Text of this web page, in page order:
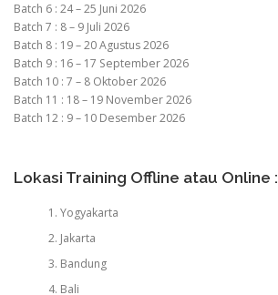
Batch 6 : 24 – 25 Juni 2026
Batch 7 : 8 – 9 Juli 2026
Batch 8 : 19 – 20 Agustus 2026
Batch 9 : 16 – 17 September 2026
Batch 10 : 7 – 8 Oktober 2026
Batch 11 : 18 – 19 November 2026
Batch 12 : 9 – 10 Desember 2026
Lokasi Training Offline atau Online :
Yogyakarta
Jakarta
Bandung
Bali